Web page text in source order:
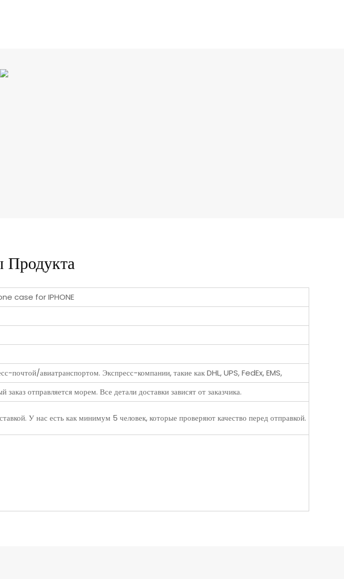
Продукта
case for IPHONE
почтой/авиатранспортом. Экспресс-компании, такие как DHL, UPS, FedEx, EMS,
отправляется морем. Все детали доставки зависят от заказчика.
У нас есть как минимум 5 человек, которые проверяют качество перед отправкой.